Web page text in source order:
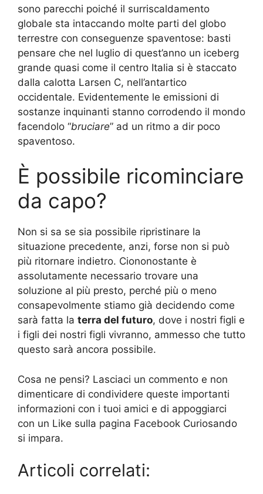
sono parecchi poiché il surriscaldamento
globale sta intaccando molte parti del globo
terrestre con conseguenze spaventose: basti
pensare che nel luglio di quest’anno un iceberg
grande quasi come il centro Italia si è staccato
dalla calotta Larsen C, nell’antartico
occidentale. Evidentemente le emissioni di
sostanze inquinanti stanno corrodendo il mondo
facendolo “bruciare” ad un ritmo a dir poco
spaventoso.
È possibile ricominciare
da capo?
Non si sa se sia possibile ripristinare la
situazione precedente, anzi, forse non si può
più ritornare indietro. Ciononostante è
assolutamente necessario trovare una
soluzione al più presto, perché più o meno
consapevolmente stiamo già decidendo come
sarà fatta la terra del futuro, dove i nostri figli e
i figli dei nostri figli vivranno, ammesso che tutto
questo sarà ancora possibile.
Cosa ne pensi? Lasciaci un commento e non
dimenticare di condividere queste importanti
informazioni con i tuoi amici e di appoggiarci
con un Like sulla pagina Facebook Curiosando
si impara.
Articoli correlati: